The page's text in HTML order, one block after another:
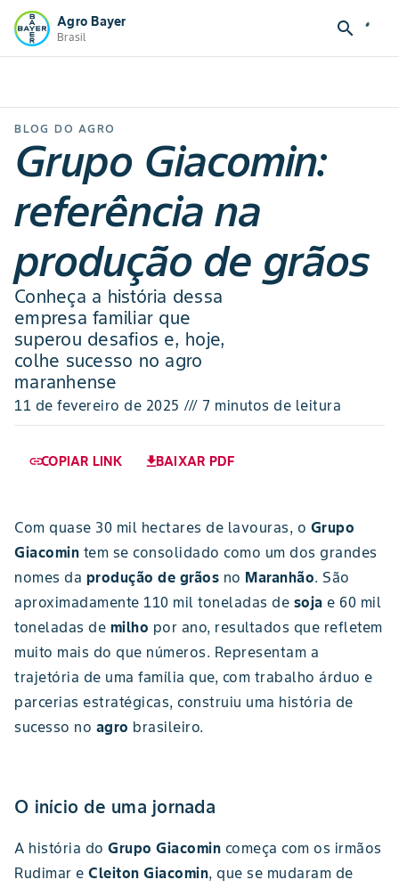
Agro Bayer
Brasil search
BLOG DO AGRO
Grupo Giacomin:
referência na
produção de grãos
Conheça a história dessa
empresa familiar que
superou desafios e, hoje,
colhe sucesso no agro
maranhense
11 de fevereiro de 2025 /// 7 minutos de leitura
COPIAR LINK
link BAIXAR PDF
download
Com quase 30 mil hectares de lavouras, o Grupo
Giacomin tem se consolidado como um dos grandes
nomes da produção de grãos no Maranhão. São
aproximadamente 110 mil toneladas de soja e 60 mil
toneladas de milho por ano, resultados que refletem
muito mais do que números. Representam a
trajetória de uma família que, com trabalho árduo e
parcerias estratégicas, construiu uma história de
sucesso no agro brasileiro.
O início de uma jornada
A história do Grupo Giacomin começa com os irmãos
Rudimar e Cleiton Giacomin, que se mudaram de